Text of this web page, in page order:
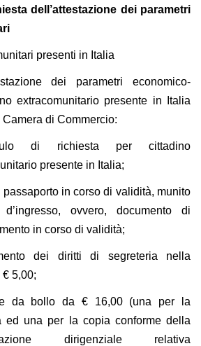
dell’attestazione dei parametri
presenti in Italia
dei parametri economico-
extracomunitario presente in Italia
di Commercio:
di richiesta per cittadino
presente in Italia;
in corso di validità, munito
ovvero, documento di
in corso di validità;
dei diritti di segreteria nella
5,00;
da bollo da € 16,00 (una per la
ed una per la copia conforme della
dirigenziale relativa